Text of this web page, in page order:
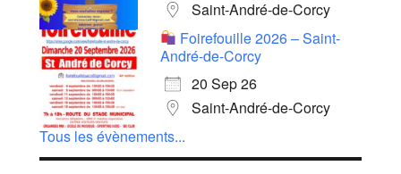
Saint-André-de-Corcy
Foirefouille 2026 – Saint-
André-de-Corcy
20 Sep 26
Saint-André-de-Corcy
Tous les évènements...